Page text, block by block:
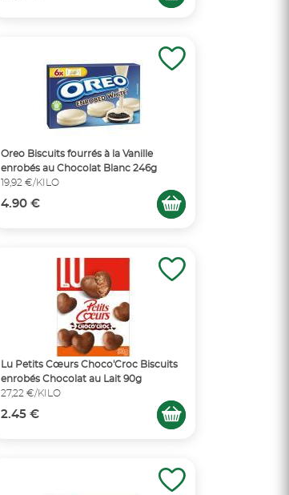
Oreo Biscuits fourrés à la Vanille
enrobés au Chocolat Blanc 246g
19,92 €/KILO
4.90 €
Lu Petits Cœurs Choco'Croc Biscuits
enrobés Chocolat au Lait 90g
27,22 €/KILO
2.45 €